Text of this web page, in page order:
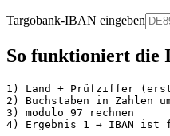
Targobank-IBAN eingeben
So funktioniert die
1) Land + Prüfziffer
2) Buchstaben in Zahlen
3) modulo 97 rechnen
4) Ergebnis 1 → IBAN ist